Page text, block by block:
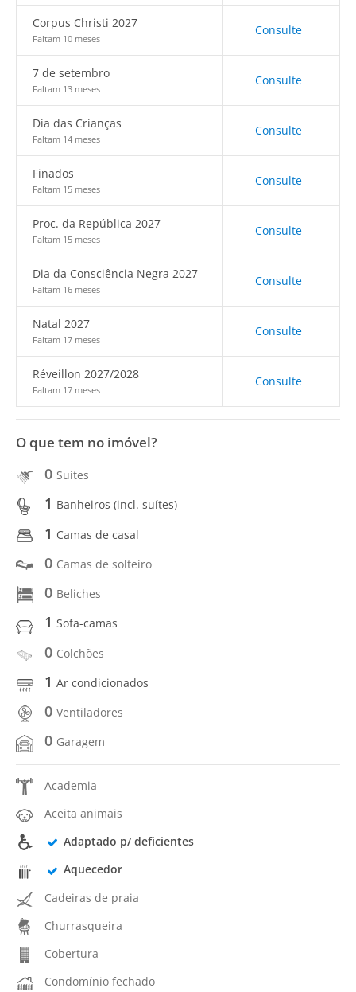
Corpus Christi 2027
Faltam 10 meses
Consulte
7 de setembro
Faltam 13 meses
Consulte
Dia das Crianças
Faltam 14 meses
Consulte
Finados
Faltam 15 meses
Consulte
Proc. da República 2027
Faltam 15 meses
Consulte
Dia da Consciência Negra 2027
Faltam 16 meses
Consulte
Natal 2027
Faltam 17 meses
Consulte
Réveillon 2027/2028
Faltam 17 meses
Consulte
O que tem no imóvel?
0 Suítes
1 Banheiros (incl. suítes)
1 Camas de casal
0 Camas de solteiro
0 Beliches
1 Sofa-camas
0 Colchões
1 Ar condicionados
0 Ventiladores
0 Garagem
Academia
Aceita animais
Adaptado p/ deficientes
Aquecedor
Cadeiras de praia
Churrasqueira
Cobertura
Condomínio fechado